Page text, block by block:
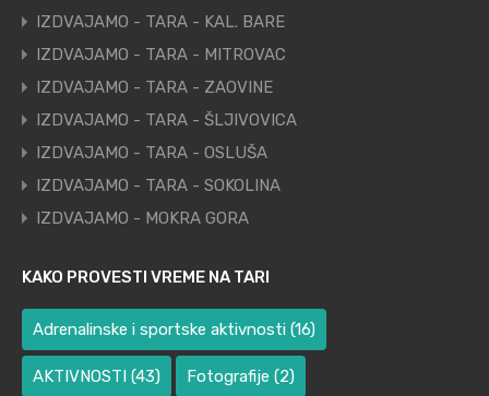
IZDVAJAMO - TARA - KAL. BARE
IZDVAJAMO - TARA - MITROVAC
IZDVAJAMO - TARA - ZAOVINE
IZDVAJAMO - TARA - ŠLJIVOVICA
IZDVAJAMO - TARA - OSLUŠA
IZDVAJAMO - TARA - SOKOLINA
IZDVAJAMO - MOKRA GORA
KAKO PROVESTI VREME NA TARI
Adrenalinske i sportske aktivnosti (16)
AKTIVNOSTI (43) Fotografije (2)